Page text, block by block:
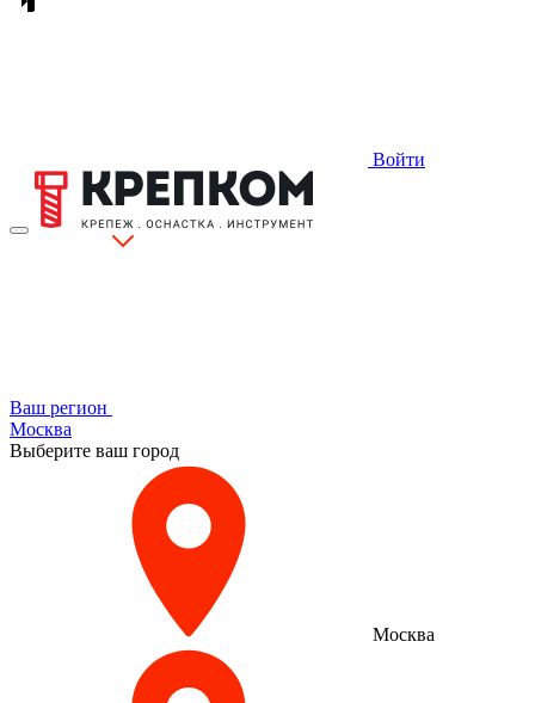
Войти
Ваш регион
Москва
Выберите ваш город
Москва